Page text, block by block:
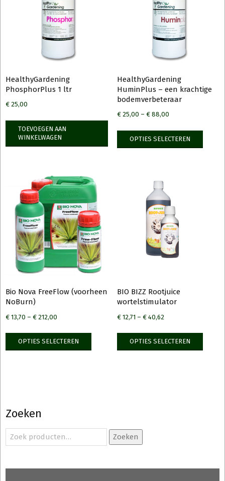
HealthyGardening
PhosphorPlus 1 ltr
€ 25,00
TOEVOEGEN AAN
WINKELWAGEN
HealthyGardening
HuminPlus – een krachtige
bodemverbeteraar
€25,00 – €88,00
OPTIES SELECTEREN
Dit
Bio Nova FreeFlow (voorheen
NoBurn)
€ 13,70 – € 212,00
OPTIES SELECTEREN
Dit
gekozen
worden
de
BIO BIZZ Rootjuice
wortelstimulator
€12,71 – €40,62
OPTIES SELECTEREN
Dit
de
Zoeken
Zoeken
naar:
Zoeken